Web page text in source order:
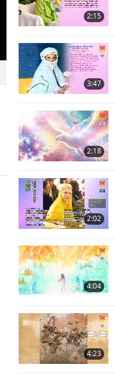
2:15
3:47
2:18
2:02
4:04
4:23